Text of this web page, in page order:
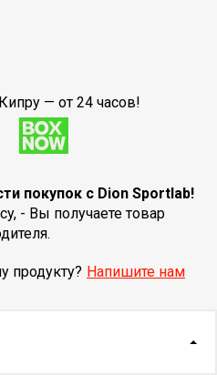
— от 24 часов!
покупок с Dion Sportlab!
- Вы получаете товар
продукту? Напишите нам